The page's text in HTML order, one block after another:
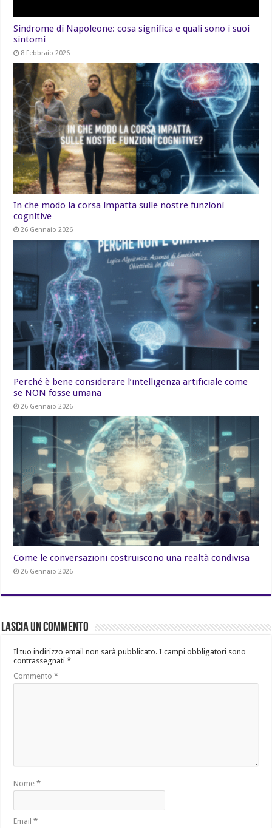
Sindrome di Napoleone: cosa significa e quali sono i suoi
sintomi
8 Febbraio 2026
In che modo la corsa impatta sulle nostre funzioni
cognitive
26 Gennaio 2026
Perché è bene considerare l’intelligenza artificiale come
se NON fosse umana
26 Gennaio 2026
Come le conversazioni costruiscono una realtà condivisa
26 Gennaio 2026
Lascia un commento
Il tuo indirizzo email non sarà pubblicato. I campi obbligatori sono
contrassegnati*
Commento*
Nome*
Email*